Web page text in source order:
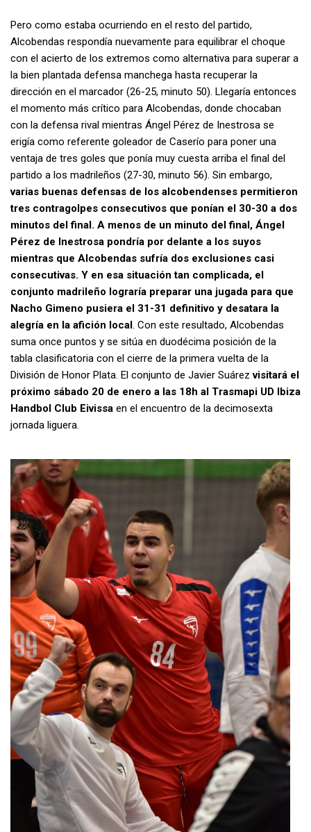
Pero como estaba ocurriendo en el resto del partido,
Alcobendas respondía nuevamente para equilibrar el choque
con el acierto de los extremos como alternativa para superar a
la bien plantada defensa manchega hasta recuperar la
dirección en el marcador (26-25, minuto 50). Llegaría entonces
el momento más crítico para Alcobendas, donde chocaban
con la defensa rival mientras Ángel Pérez de Inestrosa se
erigía como referente goleador de Caserío para poner una
ventaja de tres goles que ponía muy cuesta arriba el final del
partido a los madrileños (27-30, minuto 56). Sin embargo,
varias buenas defensas de los alcobendenses permitieron
tres contragolpes consecutivos que ponían el 30-30 a dos
minutos del final. A menos de un minuto del final, Ángel
Pérez de Inestrosa pondría por delante a los suyos
mientras que Alcobendas sufría dos exclusiones casi
consecutivas. Y en esa situación tan complicada, el
conjunto madrileño lograría preparar una jugada para que
Nacho Gimeno pusiera el 31-31 definitivo y desatara la
alegría en la afición local. Con este resultado, Alcobendas
suma once puntos y se sitúa en duodécima posición de la
tabla clasificatoria con el cierre de la primera vuelta de la
División de Honor Plata. El conjunto de Javier Suárezvisitará el
próximo sábado 20 de enero a las 18h al Trasmapi UD Ibiza
Handbol Club Eivissa en el encuentro de la decimosexta
jornada liguera.